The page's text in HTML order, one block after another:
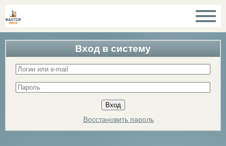
Вход в систему
Восстановить пароль